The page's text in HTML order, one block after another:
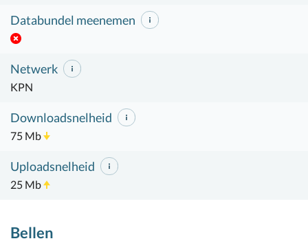
Databundel meenemen
Netwerk
KPN
Downloadsnelheid
75 Mb
Uploadsnelheid
25 Mb
Bellen